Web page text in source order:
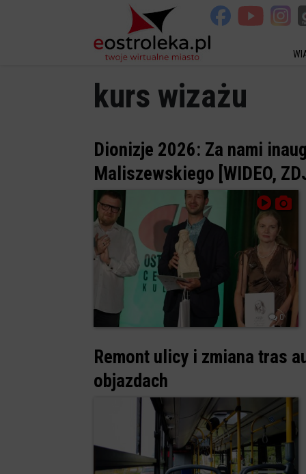
kurs wizażu
Dionizje 2026: Za nami
Maliszewskiego [WIDEO,
0
Remont ulicy i zmiana tras
objazdach